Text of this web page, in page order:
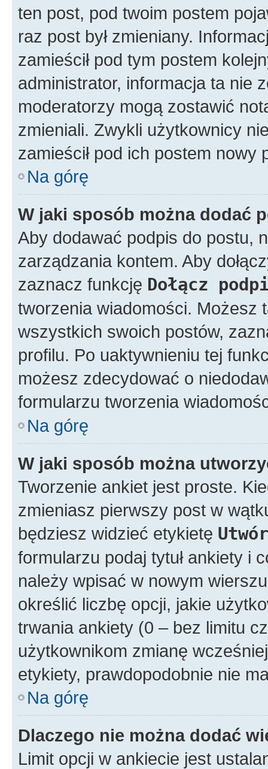
ten post, pod twoim postem
raz post był zmieniany.
zamieścił pod tym postem
administrator, informacja ta nie
moderatorzy mogą zostawić
zmieniali. Zwykli użytkownicy
zamieścił pod ich postem nowy
Na górę
W jaki sposób można dodać
Aby dodawać podpis do postu,
zarządzania kontem. Aby
zaznacz funkcję Dołącz
tworzenia wiadomości. Możesz
wszystkich swoich postów,
profilu. Po uaktywnieniu tej
możesz zdecydować o
formularzu tworzenia
Na górę
W jaki sposób można
Tworzenie ankiet jest proste.
zmieniasz pierwszy post w
będziesz widzieć etykietę
formularzu podaj tytuł ankiety i
należy wpisać w nowym
określić liczbę opcji, jakie
trwania ankiety (0 – bez limitu
użytkownikom zmianę
etykiety, prawdopodobnie nie
Na górę
Dlaczego nie można dodać
Limit opcji w ankiecie jest